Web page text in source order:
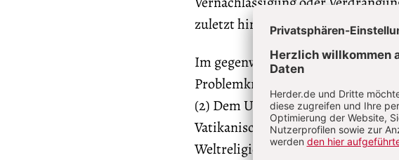
zuletzt hinsichtlich der
Im gegenwärtigen Pontifikat
Problemkreisen manifest: (1) Der
(2) Dem Umgang mit den
Vatikanischen Konzils ablehnen;
Weltreligionen, das mit der